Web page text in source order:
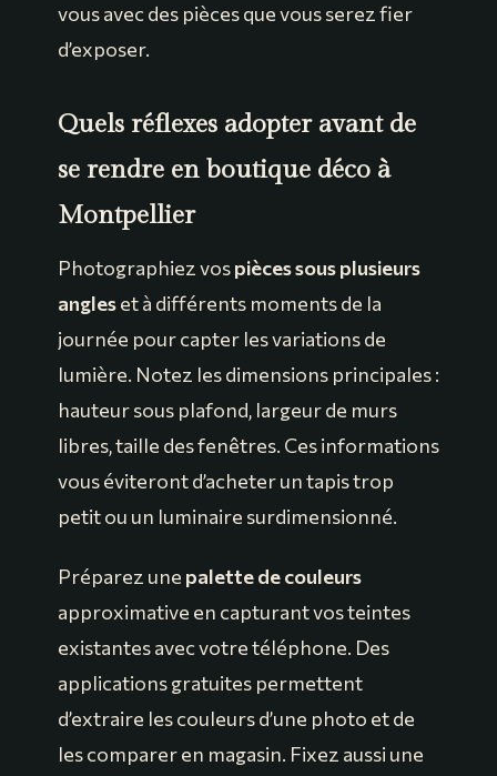
vous avec des pièces que vous serez fier
d’exposer.
Quels réflexes adopter avant de
se rendre en boutique déco à
Montpellier
Photographiez vospièces sous plusieurs
angleset à différents moments de la
journée pour capter les variations de
lumière. Notez les dimensions principales :
hauteur sous plafond, largeur de murs
libres, taille des fenêtres. Ces informations
vous éviteront d’acheter un tapis trop
petit ou un luminaire surdimensionné.
Préparez une palette de couleurs
approximative en capturant vos teintes
existantes avec votre téléphone. Des
applications gratuites permettent
d’extraire les couleurs d’une photo et de
les comparer en magasin. Fixez aussi une